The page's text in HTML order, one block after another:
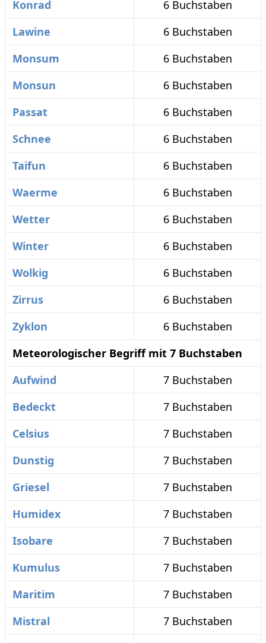
Konrad
6 Buchstaben
Lawine
6 Buchstaben
Monsum
6 Buchstaben
Monsun
6 Buchstaben
Passat
6 Buchstaben
Schnee
6 Buchstaben
Taifun
6 Buchstaben
Waerme
6 Buchstaben
Wetter
6 Buchstaben
Winter
6 Buchstaben
Wolkig
6 Buchstaben
Zirrus
6 Buchstaben
Zyklon
6 Buchstaben
Meteorologischer Begriff mit 7 Buchstaben
Aufwind
7 Buchstaben
Bedeckt
7 Buchstaben
Celsius
7 Buchstaben
Dunstig
7 Buchstaben
Griesel
7 Buchstaben
Humidex
7 Buchstaben
Isobare
7 Buchstaben
Kumulus
7 Buchstaben
Maritim
7 Buchstaben
Mistral
7 Buchstaben